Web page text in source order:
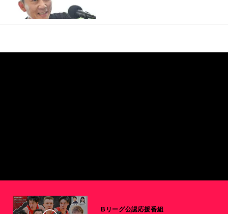
Bリーグ公認応援番組